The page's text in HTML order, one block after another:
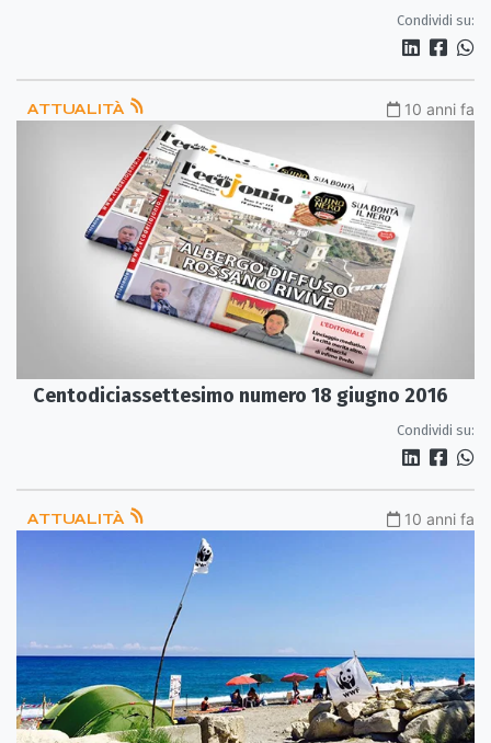
Condividi su:
ATTUALITÀ 10 anni fa
Centodiciassettesimo numero 18 giugno 2016
Condividi su:
ATTUALITÀ 10 anni fa